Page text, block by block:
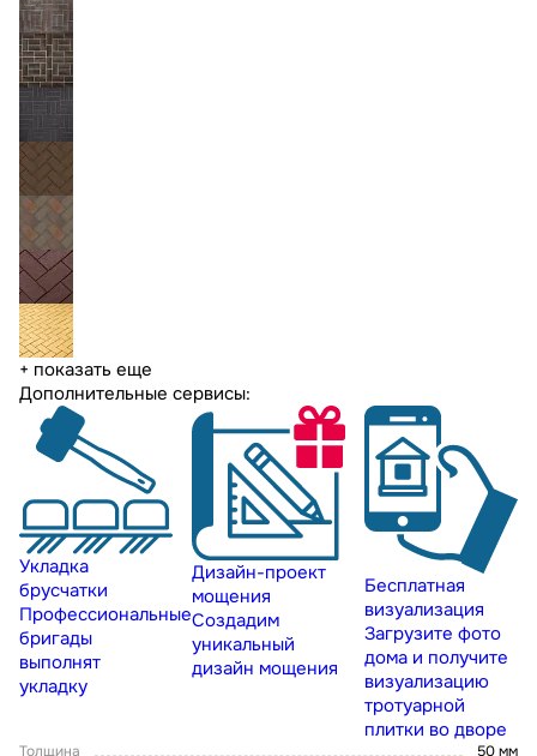
+ показать еще
Дополнительные сервисы:
Укладка
брусчатки
Профессиональные
бригады
выполнят
укладку
Дизайн-проект
мощения
Создадим
уникальный
дизайн мощения
Бесплатная
визуализация
Загрузите фото
дома и получите
визуализацию
тротуарной
плитки во дворе
Толщина 50 мм